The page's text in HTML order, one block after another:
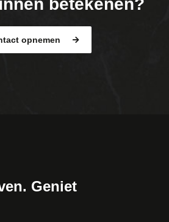
betekenen?
opnemen
Geniet